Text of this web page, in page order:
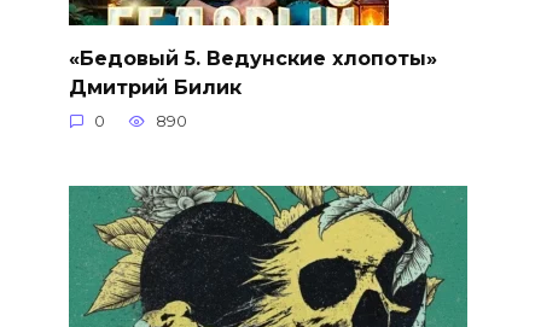
«Бедовый 5. Ведунские хлопоты»
Дмитрий Билик
0 890